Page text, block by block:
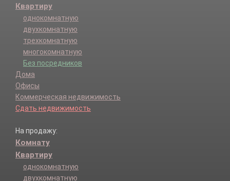
Квартиру
однокомнатную
двухкомнатную
трехкомнатную
многокомнатную
Без посредников
Дома
Офисы
Коммерческая недвижимость
Сдать недвижимость
На продажу:
Комнату
Квартиру
однокомнатную
двухкомнатную